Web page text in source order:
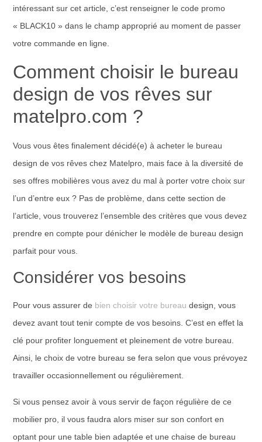
intéressant sur cet article, c’est renseigner le code promo
« BLACK10 » dans le champ approprié au moment de passer
votre commande en ligne.
Comment choisir le bureau
design de vos rêves sur
matelpro.com ?
Vous vous êtes finalement décidé(e) à acheter le bureau
design de vos rêves chez Matelpro, mais face à la diversité de
ses offres mobilières vous avez du mal à porter votre choix sur
l’un d’entre eux ? Pas de problème, dans cette section de
l’article, vous trouverez l’ensemble des critères que vous devez
prendre en compte pour dénicher le modèle de bureau design
parfait pour vous.
Considérer vos besoins
Pour vous assurer de bien choisir votre bureau design, vous
devez avant tout tenir compte de vos besoins. C’est en effet la
clé pour profiter longuement et pleinement de votre bureau.
Ainsi, le choix de votre bureau se fera selon que vous prévoyez
travailler occasionnellement ou régulièrement.
Si vous pensez avoir à vous servir de façon régulière de ce
mobilier pro, il vous faudra alors miser sur son confort en
optant pour une table bien adaptée et une chaise de bureau